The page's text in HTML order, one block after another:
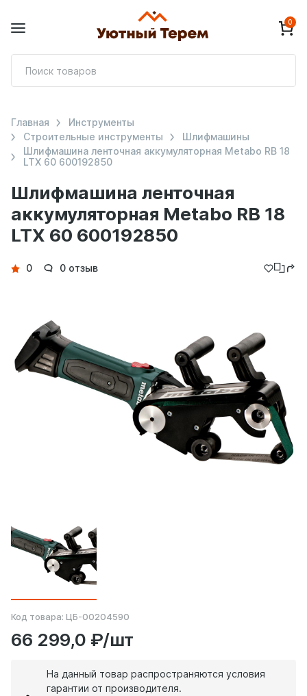
0
Шлифмашина ленточная
аккумуляторная Metabo RB 18
LTX 60 600192850
Главная
Инструменты
Строительные инструменты
Шлифмашины
Шлифмашина ленточная аккумуляторная Metabo RB 18
LTX 60 600192850
Детали
0 0 отзыв
Код товара: ЦБ-00204590
66 299,0 ₽/шт
На данный товар распространяются условия
гарантии от производителя.